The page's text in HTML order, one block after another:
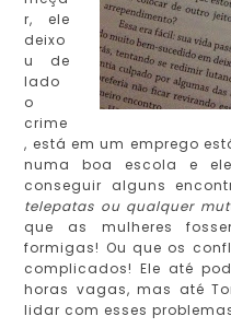
r, ele
deixo
u de
lado
o
crime
, está em um emprego
numa boa escola e
conseguir alguns
telepatas ou qualquer
que as mulheres
formigas! Ou que os
complicados! Ele até
horas vagas, mas até
lidar com esses